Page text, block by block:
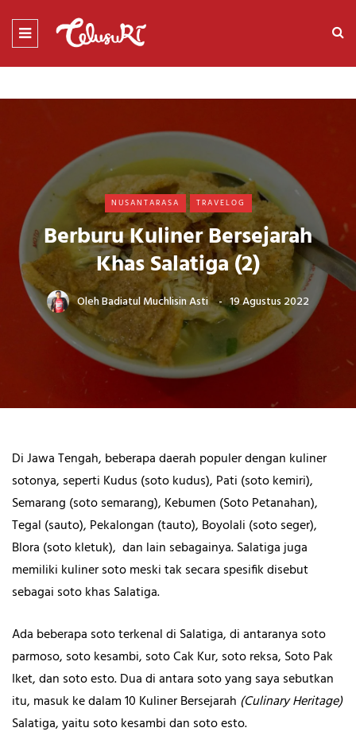
NUSANTARASA TRAVELOG
Berburu Kuliner Bersejarah
Khas Salatiga (2)
OlehBadiatul Muchlisin Asti 19 Agustus 2022
Di Jawa Tengah, beberapa daerah populer dengan kuliner
sotonya, seperti Kudus (soto kudus), Pati (soto kemiri),
Semarang (soto semarang), Kebumen (Soto Petanahan),
Tegal (sauto), Pekalongan (tauto), Boyolali (soto seger),
Blora (soto kletuk), dan lain sebagainya. Salatiga juga
memiliki kuliner soto meski tak secara spesifik disebut
sebagai soto khas Salatiga.
Ada beberapa soto terkenal di Salatiga, di antaranya soto
parmoso, soto kesambi, soto Cak Kur, soto reksa, Soto Pak
Iket, dan soto esto. Dua di antara soto yang saya sebutkan
itu, masuk ke dalam 10 Kuliner Bersejarah (Culinary Heritage)
Salatiga, yaitu soto kesambi dan soto esto.